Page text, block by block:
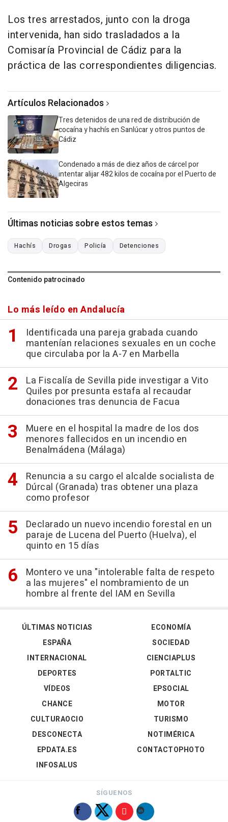
Los tres arrestados, junto con la droga
intervenida, han sido trasladados a la
Comisaría Provincial de Cádiz para la
práctica de las correspondientes diligencias.
Artículos Relacionados
Tres detenidos de una red de distribución de
cocaína y hachís en Sanlúcar y otros puntos de
Cádiz
Condenado a más de diez años de cárcel por
intentar alijar 482 kilos de cocaína por el Puerto de
Algeciras
Últimas noticias sobre estos temas
Hachís Drogas Policía Detenciones
Contenido patrocinado
Lo más leído en Andalucía
Identificada una pareja grabada cuando
mantenían relaciones sexuales en un coche
que circulaba por la A-7 en Marbella
La Fiscalía de Sevilla pide investigar a Vito
Quiles por presunta estafa al recaudar
donaciones tras denuncia de Facua
Muere en el hospital la madre de los dos
menores fallecidos en un incendio en
Benalmádena (Málaga)
Renuncia a su cargo el alcalde socialista de
Dúrcal (Granada) tras obtener una plaza
como profesor
Declarado un nuevo incendio forestal en un
paraje de Lucena del Puerto (Huelva), el
quinto en 15 días
Montero ve una "intolerable falta de respeto
a las mujeres" el nombramiento de un
hombre al frente del IAM en Sevilla
ÚLTIMAS NOTICIAS
ESPAÑA
INTERNACIONAL
DEPORTES
VÍDEOS
ECONOMÍA
SOCIEDAD
CIENCIAPLUS
PORTALTIC
EPSOCIAL
CHANCE
CULTURAOCIO
DESCONECTA
EPDATA.ES
INFOSALUS
MOTOR
TURISMO
NOTIMÉRICA
CONTACTOPHOTO
SÍGUENOS